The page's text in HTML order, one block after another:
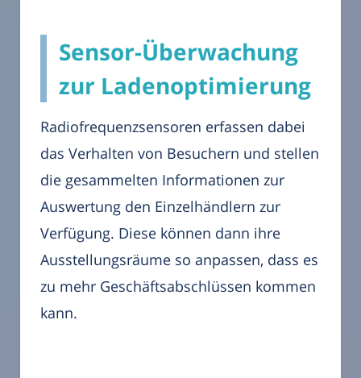
Sensor-Überwachung
zur Ladenoptimierung
Radiofrequenzsensoren erfassen dabei
das Verhalten von Besuchern und stellen
die gesammelten Informationen zur
Auswertung den Einzelhändlern zur
Verfügung. Diese können dann ihre
Ausstellungsräume so anpassen, dass es
zu mehr Geschäftsabschlüssen kommen
kann.